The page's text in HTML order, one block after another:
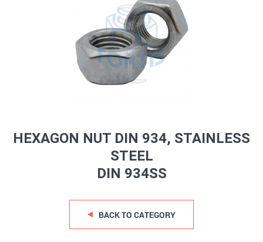
HEXAGON NUT DIN 934, STAINLESS
STEEL
DIN 934SS
BACK TO CATEGORY